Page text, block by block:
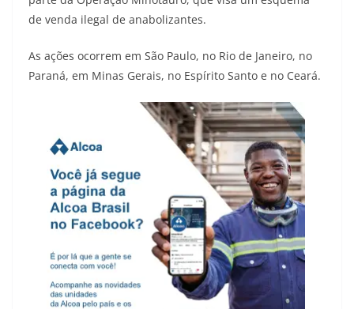
de venda ilegal de anabolizantes.
As ações ocorrem em São Paulo, no Rio de Janeiro, no
Paraná, em Minas Gerais, no Espírito Santo e no Ceará.